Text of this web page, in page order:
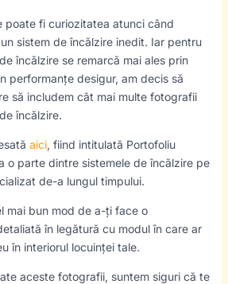
poate fi curiozitatea atunci când
sistem de încălzire inedit. Iar pentru
încălzire se remarcă mai ales prin
performanțe desigur, am decis să
să includem cât mai multe fotografii
încălzire.
aici, fiind intitulată Portofoliu
o parte dintre sistemele de încălzire pe
de-a lungul timpului.
mai bun mod de a-ți face o
în legătură cu modul în care ar
în interiorul locuinței tale.
aceste fotografii, suntem siguri că te